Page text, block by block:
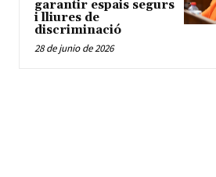
garantir espais segurs
i lliures de
discriminació
28 de junio de 2026